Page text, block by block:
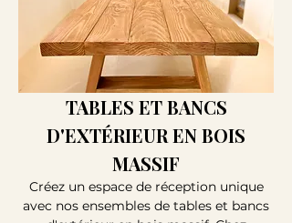
TABLES ET BANCS
D'EXTÉRIEUR EN BOIS
MASSIF
Créez un espace de réception unique
avec nos ensembles de tables et bancs